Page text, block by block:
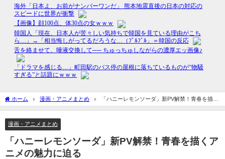
ホーム 漫画・アニメまとめ
「ハニーレモンソーダ」新PV解禁！青春を描く
アニメの魅力に迫る
漫画・アニメまとめ
「ハニーレモンソーダ」新PV解禁！青春を描くア
ニメの魅力に迫る